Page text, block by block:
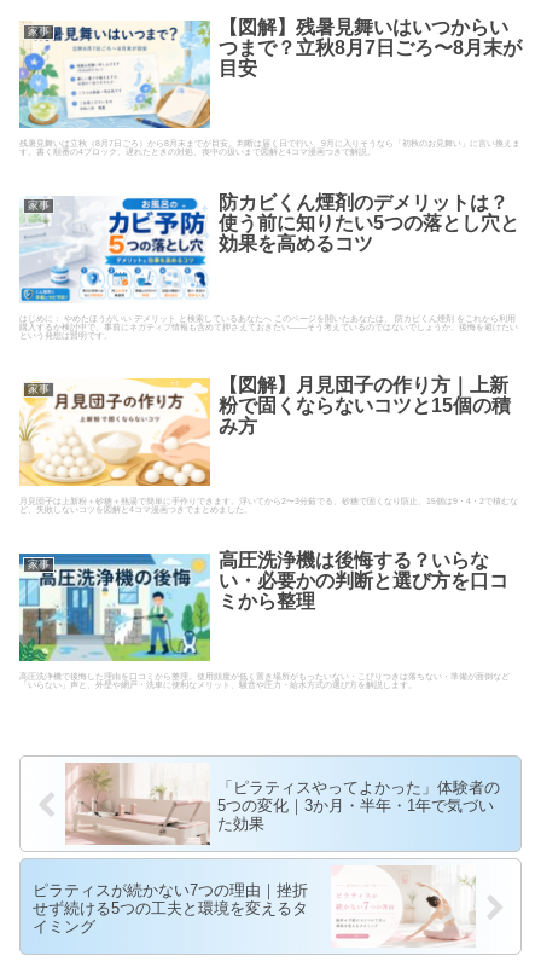
家事
【図解】残暑見舞いはいつからい
つまで？立秋8月7日ごろ〜8月末が
目安
残暑見舞いは立秋（8月7日ごろ）から8月末までが目安。判断は届く日で行い、9月に入りそうなら「初秋のお見舞い」に言い換えま
す。書く順番の4ブロック、遅れたときの対処、喪中の扱いまで図解と4コマ漫画つきで解説。
家事
防カビくん煙剤のデメリットは？
使う前に知りたい5つの落とし穴と
効果を高めるコツ
はじめに： やめたほうがいい デメリット と検索しているあなたへ このページを開いたあなたは、 防カビくん煙剤 をこれから利用
購入するか検討中で、事前にネガティブ情報も含めて押さえておきたい――そう考えているのではないでしょうか。後悔を避けたい
という発想は賢明です。
家事
【図解】月見団子の作り方｜上新
粉で固くならないコツと15個の積
み方
月見団子は上新粉＋砂糖＋熱湯で簡単に手作りできます。浮いてから2〜3分茹でる、砂糖で固くなり防止、15個は9・4・2で積むな
ど、失敗しないコツを図解と4コマ漫画つきでまとめました。
家事
高圧洗浄機は後悔する？いらな
い・必要かの判断と選び方を口コ
ミから整理
高圧洗浄機で後悔した理由を口コミから整理。使用頻度が低く置き場所がもったいない・こびりつきは落ちない・準備が面倒など
「いらない」声と、外壁や網戸・洗車に便利なメリット、騒音や圧力・給水方式の選び方を解説します。
「ピラティスやってよかった」体験者の
5つの変化｜3か月・半年・1年で気づい
た効果
ピラティスが続かない7つの理由｜挫折
せず続ける5つの工夫と環境を変えるタ
イミング